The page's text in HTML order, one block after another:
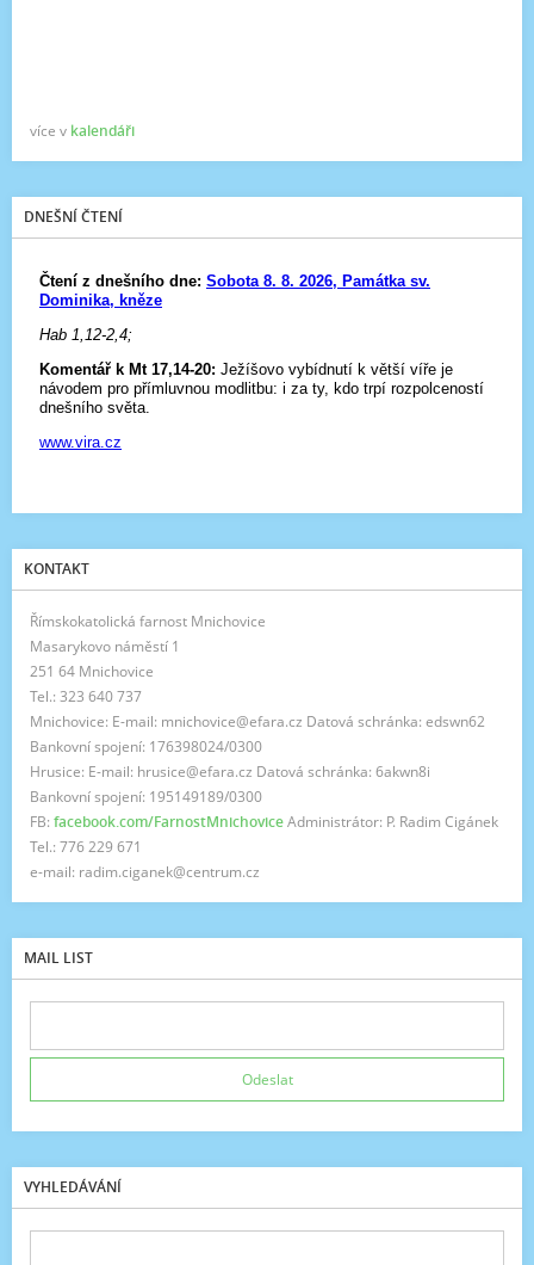
více v kalendáři
DNEŠNÍ ČTENÍ
KONTAKT
Římskokatolická farnost Mnichovice
Masarykovo náměstí 1
251 64 Mnichovice
Tel.: 323 640 737
Mnichovice: E-mail: mnichovice@efara.cz Datová schránka: edswn62
Bankovní spojení: 176398024/0300
Hrusice: E-mail: hrusice@efara.cz Datová schránka: 6akwn8i
Bankovní spojení: 195149189/0300
FB: facebook.com/FarnostMnichoviceAdministrátor: P. Radim Cigánek
Tel.: 776 229 671
e-mail: radim.ciganek@centrum.cz
MAIL LIST
VYHLEDÁVÁNÍ